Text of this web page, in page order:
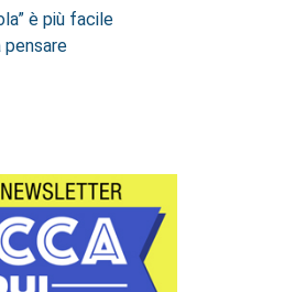
è più facile
pensare